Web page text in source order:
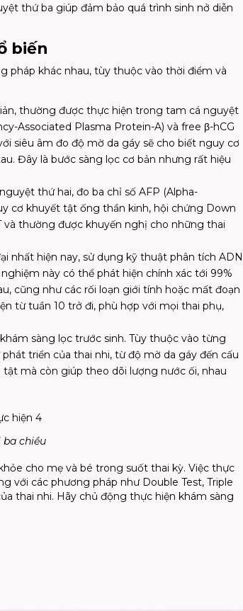
thứ ba giúp đảm bảo quá trình sinh nở diễn
biến
pháp khác nhau, tùy thuộc vào thời điểm và
thường được thực hiện trong tam cá nguyệt
Associated Plasma Protein-A) và free β-hCG
siêu âm đo độ mờ da gáy sẽ cho biết nguy cơ
Đây là bước sàng lọc cơ bản nhưng rất hiệu
thứ hai, đo ba chỉ số AFP (Alpha-
cơ khuyết tật ống thần kinh, hội chứng Down
và thường được khuyến nghị cho những thai
nhất hiện nay, sử dụng kỹ thuật phân tích ADN
này có thể phát hiện chính xác tới 99%
cũng như các rối loạn giới tính hoặc mất đoạn
từ tuần 10 trở đi, phù hợp với mọi thai phụ,
sàng lọc trước sinh. Tùy thuộc vào từng
triển của thai nhi, từ độ mờ da gáy đến cấu
mà còn giúp theo dõi lượng nước ối, nhau
ba chiều
cho mẹ và bé trong suốt thai kỳ. Việc thực
với các phương pháp như Double Test, Triple
thai nhi. Hãy chủ động thực hiện khám sàng